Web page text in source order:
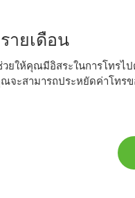
ายเดือน
ยให้คุณมีอิสระในการโทร
จะสามารถประหยัดค่าโท